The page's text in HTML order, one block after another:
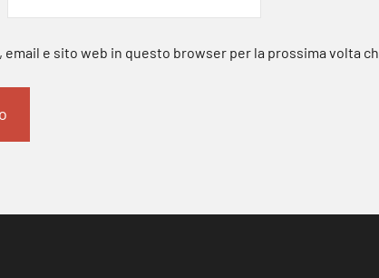
email e sito web in questo browser per la prossima volta